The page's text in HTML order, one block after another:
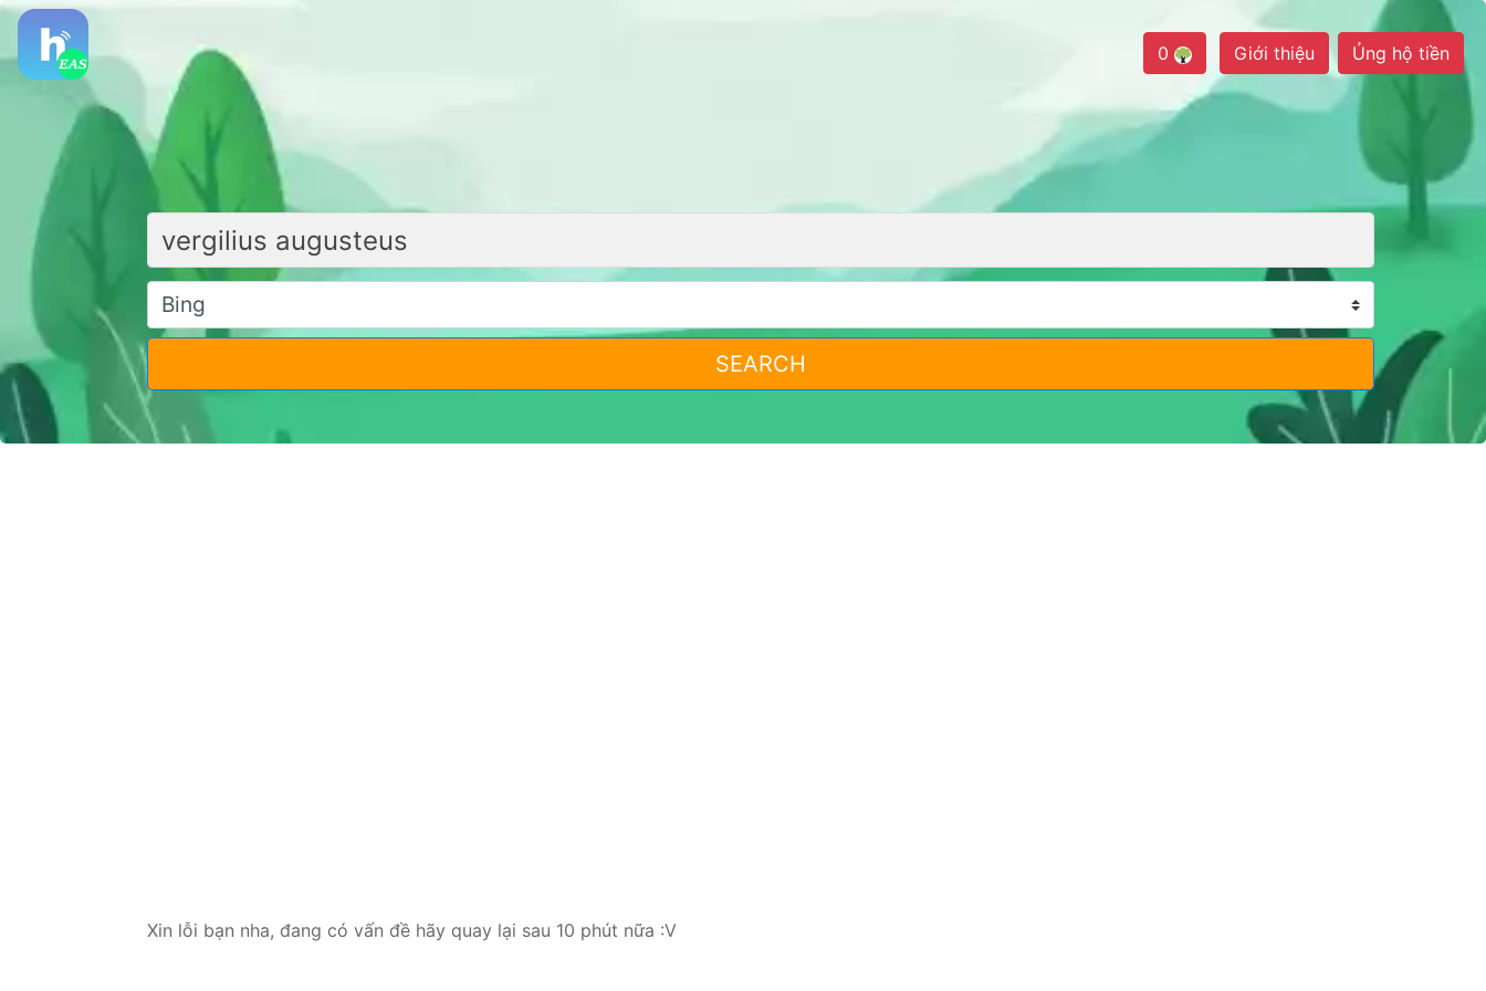
0 Giới thiệu Ủng hộ tiền
SEARCH
Xin lỗi bạn nha, đang có vấn đề hãy quay lại sau 10 phút nữa :V